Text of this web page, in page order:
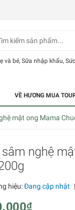
và bé, Sữa nhập khẩu,
VỀ HƯƠNG MUA
mật ong Mama
sâm nghệ
hiệu:Đang cập nhật |